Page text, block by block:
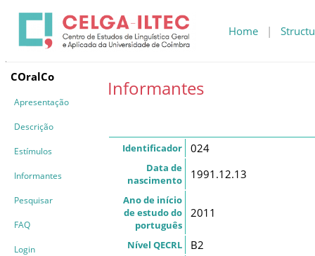
Home |
COralCo
Apresentação
Descrição
Estímulos
Informantes
Pesquisar
FAQ
Login
Informantes
Identificador 024
Data de
nascimento
1991.12.13
Ano de início
de estudo do
português
2011
Nível QECRL B2